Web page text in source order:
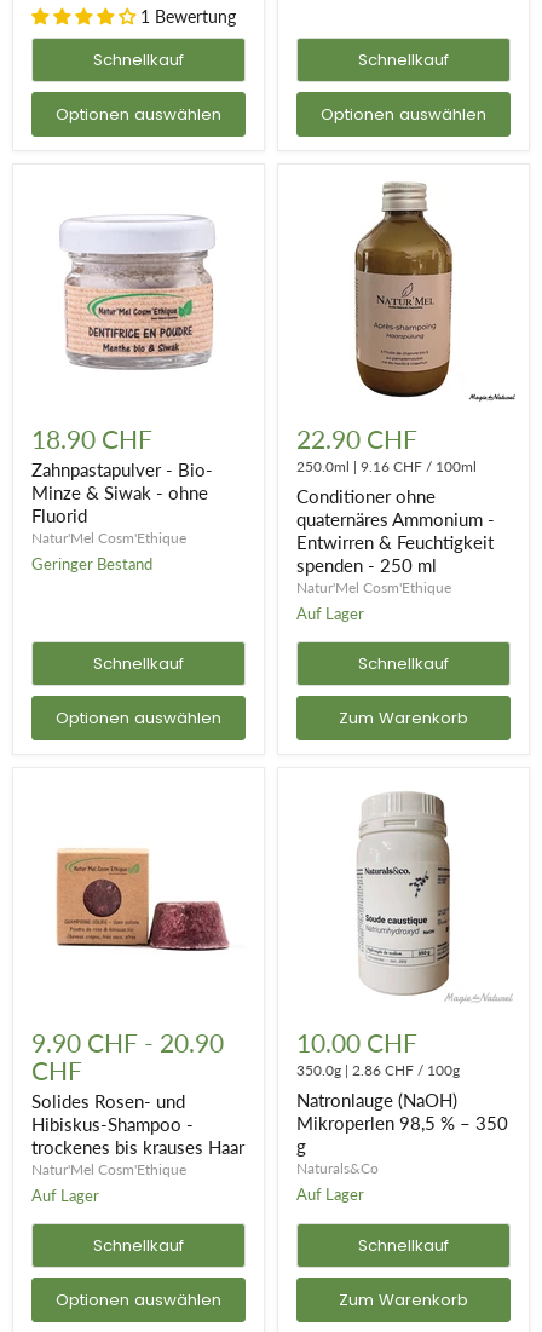
1 Bewertung
Schnellkauf
Optionen auswählen
Schnellkauf
Optionen auswählen
Bio-
Minze
&
Siwak
ohne
Fluorid
18.90 CHF
Zahnpastapulver - Bio-
Minze & Siwak - ohne
Fluorid
Natur'Mel Cosm'Ethique
Geringer Bestand
Schnellkauf
Optionen auswählen
ohne
quaternäres
Ammonium
Entwirren
&
Feuchtigkeit
spenden
250
ml
22.90 CHF
250.0ml | 9.16 CHF / 100ml
Conditioner ohne
quaternäres Ammonium -
Entwirren & Feuchtigkeit
spenden - 250 ml
Natur'Mel Cosm'Ethique
Auf Lager
Schnellkauf
Zum Warenkorb
Rosen-
und
Hibiskus-
Shampoo
trockenes
bis
krauses
Haar
9.90 CHF - 20.90
CHF
Solides Rosen- und
Hibiskus-Shampoo -
trockenes bis krauses Haar
Natur'Mel Cosm'Ethique
Auf Lager
Schnellkauf
Optionen auswählen
(NaOH)
Mikroperlen
98,5
%
–
350
g
10.00 CHF
350.0g | 2.86 CHF / 100g
Natronlauge (NaOH)
Mikroperlen 98,5 % – 350
g
Naturals&Co
Auf Lager
Schnellkauf
Zum Warenkorb